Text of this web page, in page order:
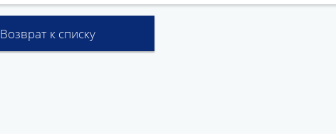
Возврат к списку